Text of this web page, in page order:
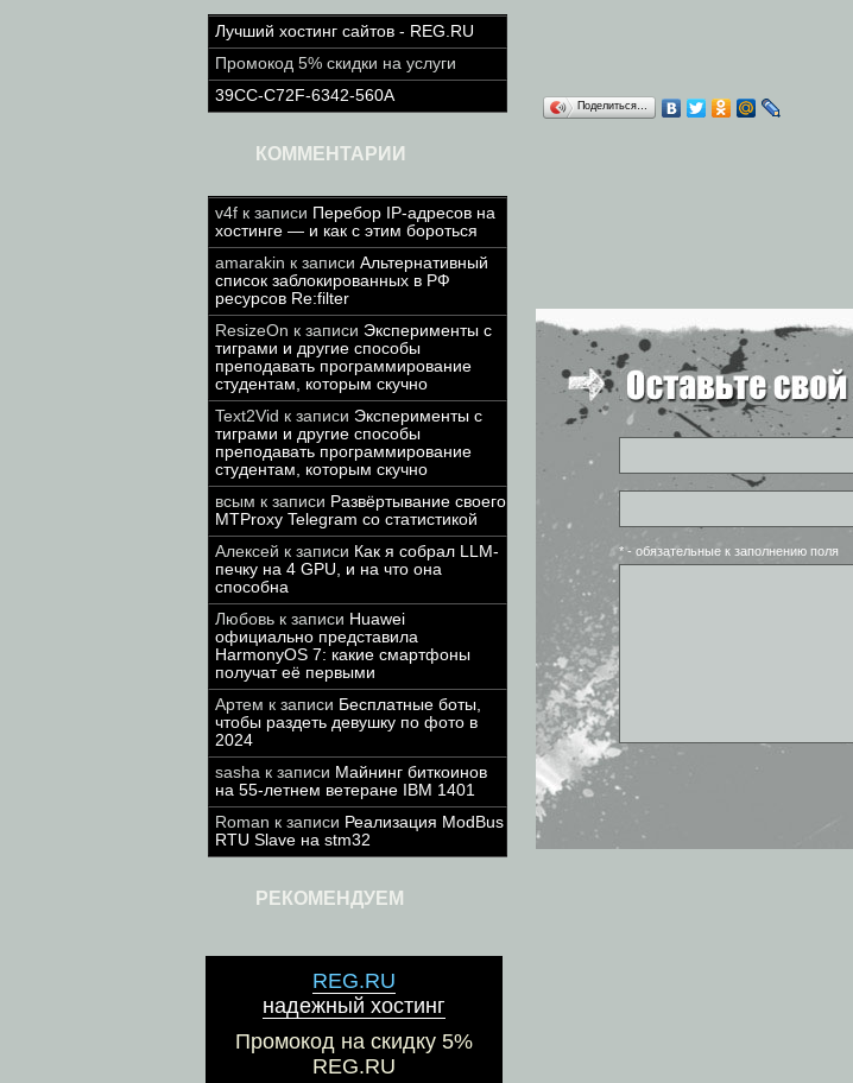
Лучший хостинг сайтов - REG.RU
Промокод 5% скидки на услуги
39CC-C72F-6342-560A
КОММЕНТАРИИ
v4f к записи Перебор IP-адресов на
хостинге — и как с этим бороться
amarakin к записи Альтернативный
список заблокированных в РФ
ресурсов Re:filter
ResizeOn к записи Эксперименты с
тиграми и другие способы
преподавать программирование
студентам, которым скучно
Text2Vid к записи Эксперименты с
тиграми и другие способы
преподавать программирование
студентам, которым скучно
всым к записи Развёртывание своего
MTProxy Telegram со статистикой
Алексей к записи Как я собрал LLM-
печку на 4 GPU, и на что она
способна
Любовь к записи Huawei
официально представила
HarmonyOS 7: какие смартфоны
получат её первыми
Артем к записи Бесплатные боты,
чтобы раздеть девушку по фото в
2024
sasha к записи Майнинг биткоинов
на 55-летнем ветеране IBM 1401
Roman к записи Реализация ModBus
RTU Slave на stm32
РЕКОМЕНДУЕМ
REG.RU
надежный хостинг
Промокод на скидку 5%
REG.RU
Поделиться…
* - обязательные к заполнению поля